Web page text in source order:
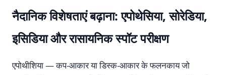
नैदानिक विशेषताएं बढ़ाना: एपोथेसिया, सोरेडिया,
इसिडिया और रासायनिक स्पॉट परीक्षण
एपोथीशिया — कप-आकार या डिस्क-आकार के फलनकाय जो